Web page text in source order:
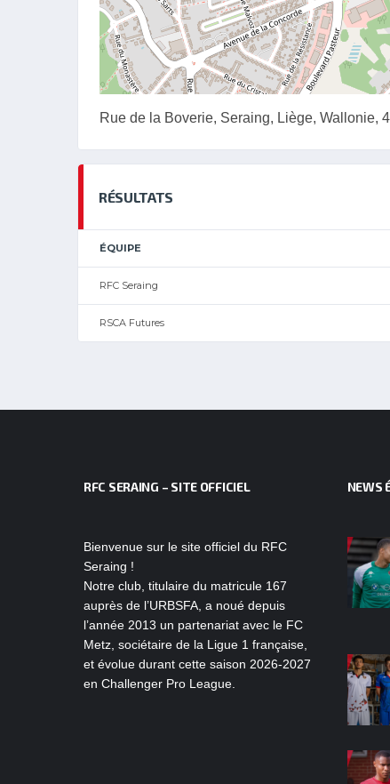
Rue de la Boverie, Seraing, Liège, Wallonie,
RÉSULTATS
ÉQUIPE
RFC Seraing
RSCA Futures
RFC SERAING – SITE OFFICIEL
Bienvenue sur le site officiel du RFC
Seraing !
Notre club, titulaire du matricule 167
auprès de l’URBSFA, a noué depuis
l’année 2013 un partenariat avec le FC
Metz, sociétaire de la Ligue 1 française,
et évolue durant cette saison 2026-2027
en Challenger Pro League.
NEWS